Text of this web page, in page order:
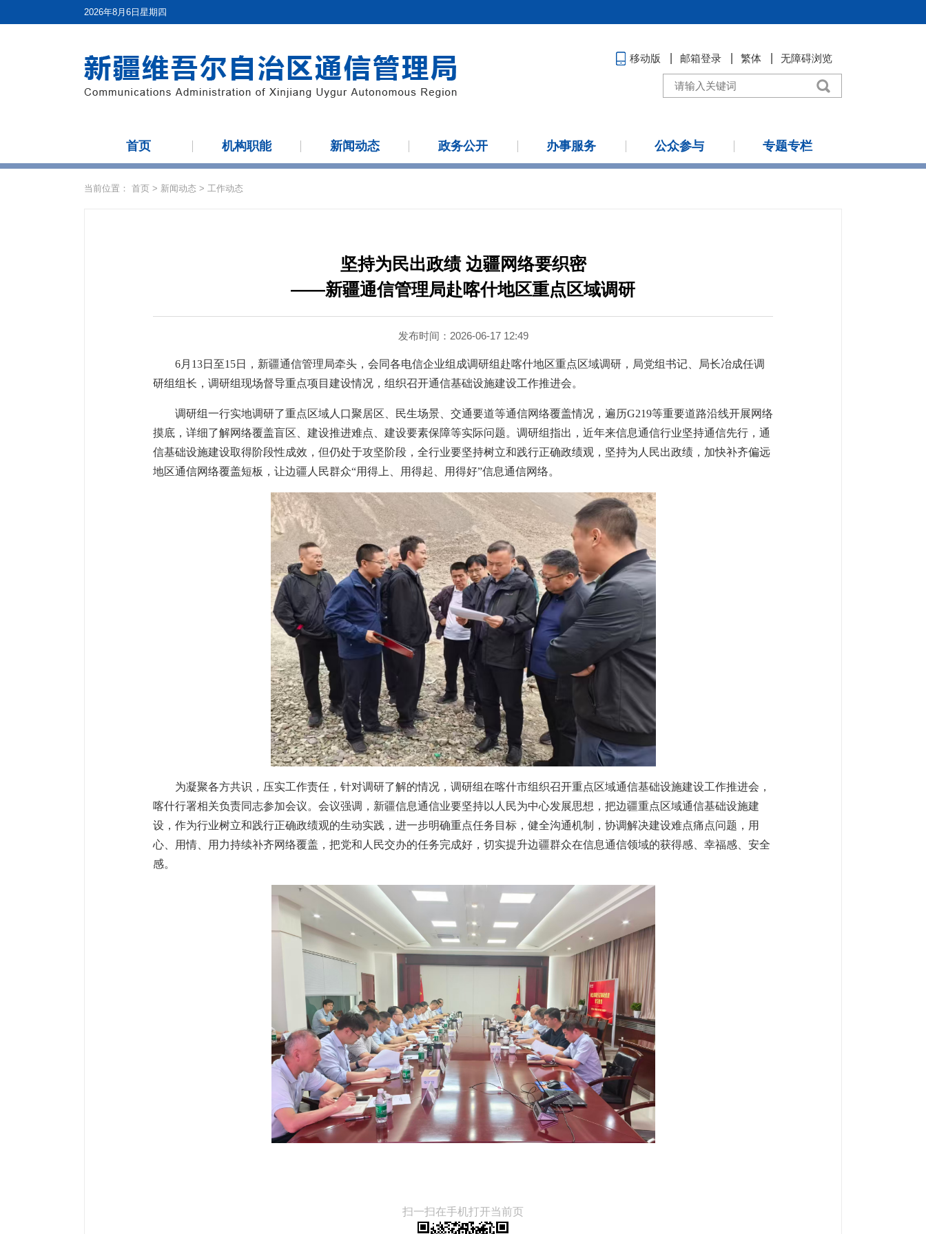
2026年8月6日星期四
移动版 邮箱登录 繁体 无障碍浏览
首页 机构职能 新闻动态 政务公开 办事服务 公众参与 专题专栏
当前位置： 首页 > 新闻动态 > 工作动态
坚持为民出政绩 边疆网络要织密
——新疆通信管理局赴喀什地区重点区域调研
发布时间：2026-06-17 12:49
6月13日至15日，新疆通信管理局牵头，会同各电信企业组成调研组赴喀什地区重点区域调研，局党组书记、局长冶成任调
研组组长，调研组现场督导重点项目建设情况，组织召开通信基础设施建设工作推进会。
调研组一行实地调研了重点区域人口聚居区、民生场景、交通要道等通信网络覆盖情况，遍历G219等重要道路沿线开展网络
摸底，详细了解网络覆盖盲区、建设推进难点、建设要素保障等实际问题。调研组指出，近年来信息通信行业坚持通信先行，通
信基础设施建设取得阶段性成效，但仍处于攻坚阶段，全行业要坚持树立和践行正确政绩观，坚持为人民出政绩，加快补齐偏远
地区通信网络覆盖短板，让边疆人民群众“用得上、用得起、用得好”信息通信网络。
为凝聚各方共识，压实工作责任，针对调研了解的情况，调研组在喀什市组织召开重点区域通信基础设施建设工作推进会，
喀什行署相关负责同志参加会议。会议强调，新疆信息通信业要坚持以人民为中心发展思想，把边疆重点区域通信基础设施建
设，作为行业树立和践行正确政绩观的生动实践，进一步明确重点任务目标，健全沟通机制，协调解决建设难点痛点问题，用
心、用情、用力持续补齐网络覆盖，把党和人民交办的任务完成好，切实提升边疆群众在信息通信领域的获得感、幸福感、安全
感。
扫一扫在手机打开当前页